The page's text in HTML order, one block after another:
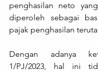
penghasilan neto
diperoleh sebagai
pajak penghasilan
Dengan adanya
1/PJ/2023, hal ini